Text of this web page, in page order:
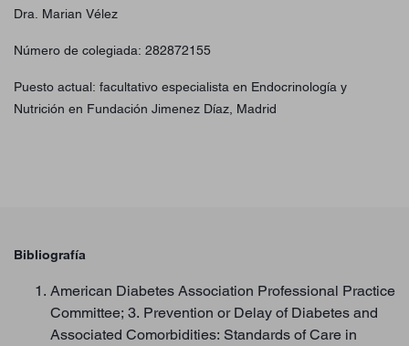
Dra. Marian Vélez
Número de colegiada: 282872155
Puesto actual: facultativo especialista en Endocrinología y
Nutrición en Fundación Jimenez Díaz, Madrid
Bibliografía
American Diabetes Association Professional Practice
Committee; 3. Prevention or Delay of Diabetes and
Associated Comorbidities: Standards of Care in